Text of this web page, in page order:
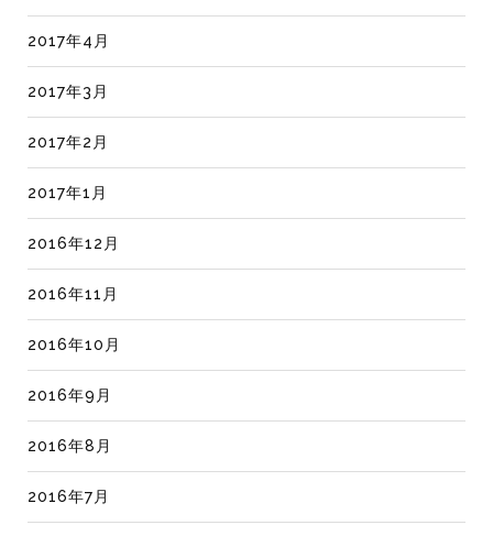
2017年4月
2017年3月
2017年2月
2017年1月
2016年12月
2016年11月
2016年10月
2016年9月
2016年8月
2016年7月